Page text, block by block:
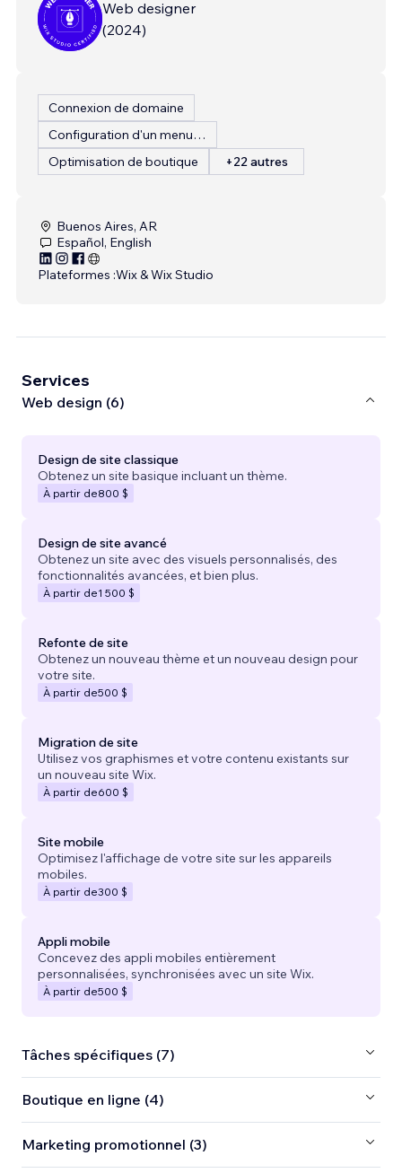
Web designer
(2024)
Connexion de domaine
Configuration d'un menu de restaurant
Optimisation de boutique
+22 autres
Buenos Aires, AR
Español, English
Plateformes :Wix & Wix Studio
Services
Web design (6)
Design de site classique
Obtenez un site basique incluant un thème.
À partir de800 $
Design de site avancé
Obtenez un site avec des visuels personnalisés, des
fonctionnalités avancées, et bien plus.
À partir de1 500 $
Refonte de site
Obtenez un nouveau thème et un nouveau design pour
votre site.
À partir de500 $
Migration de site
Utilisez vos graphismes et votre contenu existants sur
un nouveau site Wix.
À partir de600 $
Site mobile
Optimisez l'affichage de votre site sur les appareils
mobiles.
À partir de300 $
Appli mobile
Concevez des appli mobiles entièrement
personnalisées, synchronisées avec un site Wix.
À partir de500 $
Tâches spécifiques (7)
Boutique en ligne (4)
Marketing promotionnel (3)